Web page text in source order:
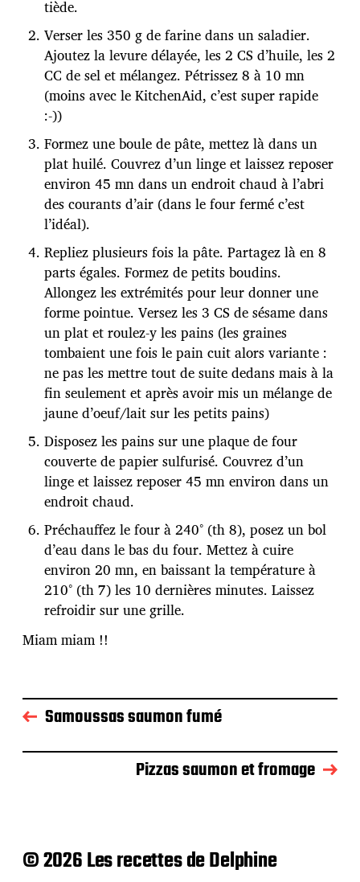
tiède.
Verser les 350 g de farine dans un saladier.
Ajoutez la levure délayée, les 2 CS d’huile, les 2
CC de sel et mélangez. Pétrissez 8 à 10 mn
(moins avec le KitchenAid, c’est super rapide
:-))
Formez une boule de pâte, mettez là dans un
plat huilé. Couvrez d’un linge et laissez reposer
environ 45 mn dans un endroit chaud à l’abri
des courants d’air (dans le four fermé c’est
l’idéal).
Repliez plusieurs fois la pâte. Partagez là en 8
parts égales. Formez de petits boudins.
Allongez les extrémités pour leur donner une
forme pointue. Versez les 3 CS de sésame dans
un plat et roulez-y les pains (les graines
tombaient une fois le pain cuit alors variante :
ne pas les mettre tout de suite dedans mais à la
fin seulement et après avoir mis un mélange de
jaune d’oeuf/lait sur les petits pains)
Disposez les pains sur une plaque de four
couverte de papier sulfurisé. Couvrez d’un
linge et laissez reposer 45 mn environ dans un
endroit chaud.
Préchauffez le four à 240° (th 8), posez un bol
d’eau dans le bas du four. Mettez à cuire
environ 20 mn, en baissant la température à
210° (th 7) les 10 dernières minutes. Laissez
refroidir sur une grille.
Miam miam !!
Samoussas saumon fumé
Pizzas saumon et fromage
© 2026 Les recettes de Delphine